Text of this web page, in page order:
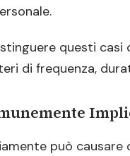
Psicologica
Farmacologico
questi casi
di frequenza,
può